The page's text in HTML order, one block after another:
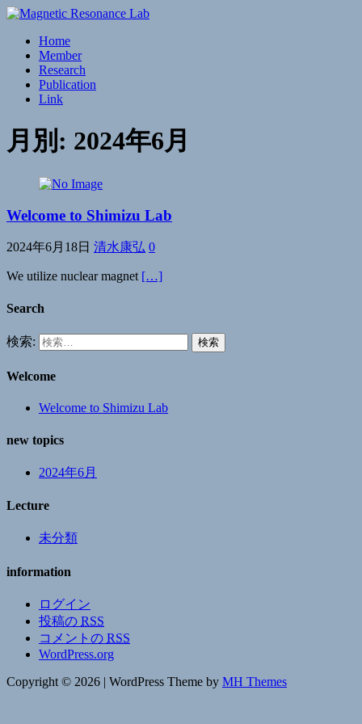
Home
Member
Research
Publication
Link
月別: 2024年6月
Welcome to Shimizu Lab
2024年6月18日 清水康弘 0
We utilize nuclear magnet […]
Search
検索:
Welcome
Welcome to Shimizu Lab
new topics
2024年6月
Lecture
未分類
information
ログイン
投稿の RSS
コメントの RSS
WordPress.org
Copyright © 2026 | WordPress Theme by MH Themes